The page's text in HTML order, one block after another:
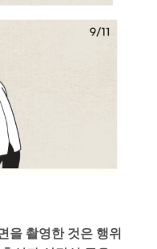
을 촬영한 것은 행위